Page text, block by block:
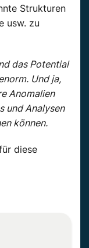
Strukturen
usw. zu
das Potential
Und ja,
Anomalien
und Analysen
können.
diese